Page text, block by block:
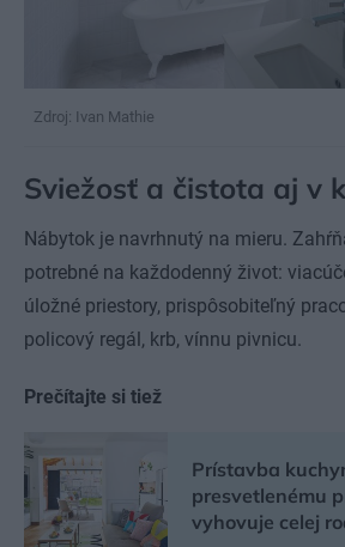
Zdroj: Ivan Mathie
Sviežosť a čistota aj v
Nábytok je navrhnutý na mieru.
potrebné na každodenný život:
úložné priestory, prispôsobiteľný
policový regál, krb, vínnu pivnicu.
Prečítajte si tiež
Prístavba
presvetlenému
vyhovuje celej